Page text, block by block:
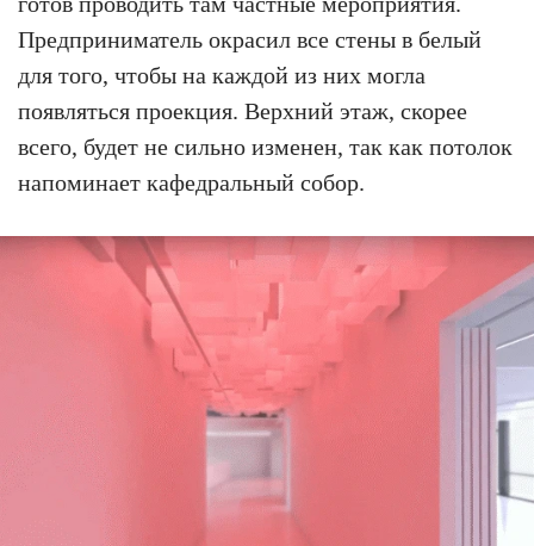
Предприниматель окрасил все стены в белый
для того, чтобы на каждой из них могла
появляться проекция. Верхний этаж, скорее
всего, будет не сильно изменен, так как потолок
напоминает кафедральный собор.